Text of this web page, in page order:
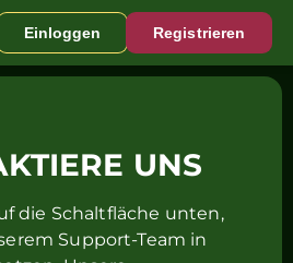
Einloggen Registrieren
UNS
die Schaltfläche unten,
Support-Team in